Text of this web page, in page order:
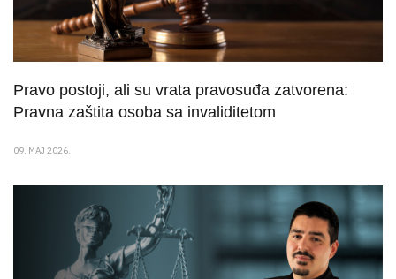
Pravo postoji, ali su vrata pravosuđa zatvorena:
Pravna zaštita osoba sa invaliditetom
09. MAJ 2026.